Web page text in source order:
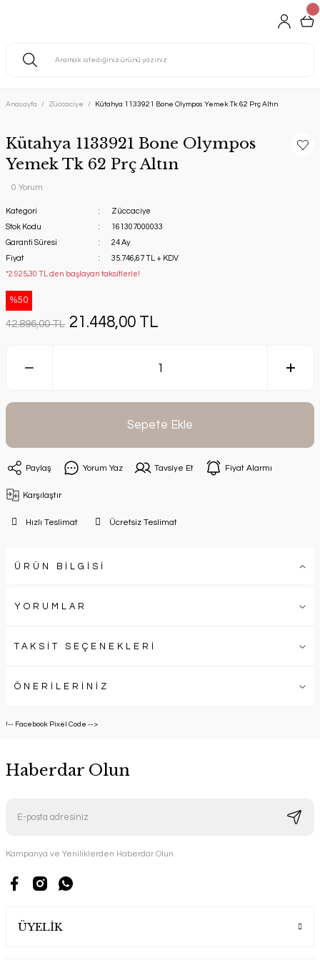
Anasayfa Züccaciye Kütahya 1133921 Bone Olympos Yemek Tk 62 Prç Altın
Kütahya 1133921 Bone Olympos
Yemek Tk 62 Prç Altın
0 Yorum
Kategori
Züccaciye
Stok Kodu
161307000033
Garanti Süresi
24 Ay
Fiyat
35.746,67 TL + KDV
*2.925,30 TL den başlayan taksitlerle!
%50
42.896,00 TL 21.448,00 TL
Sepete Ekle
Paylaş Yorum Yaz Tavsiye Et Fiyat Alarmı
Karşılaştır
Hızlı Teslimat Ücretsiz Teslimat
ÜRÜN BİLGİSİ
YORUMLAR
TAKSİT SEÇENEKLERİ
ÖNERİLERİNİZ
!-- Facebook Pixel Code -->
Haberdar Olun
Kampanya ve Yeniliklerden Haberdar Olun
ÜYELİK